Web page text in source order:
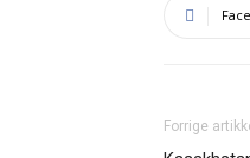
Forrige